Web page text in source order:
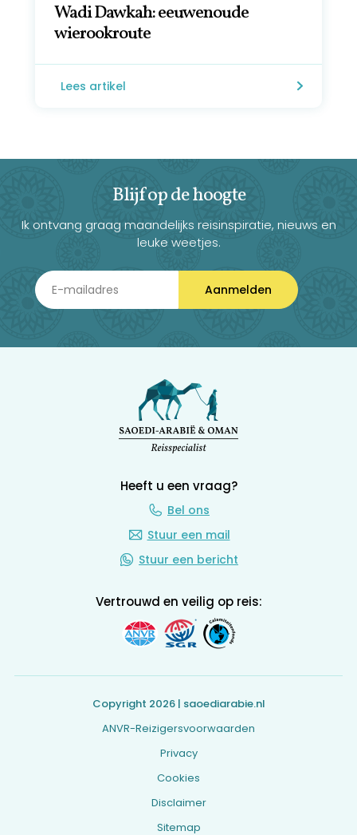
Wadi Dawkah: eeuwenoude
wierookroute
Lees artikel
Blijf op de hoogte
Ik ontvang graag maandelijks reisinspiratie, nieuws en
leuke weetjes.
Aanmelden
Heeft u een vraag?
Bel ons
Stuur een mail
Stuur een bericht
Vertrouwd en veilig op reis:
Copyright 2026 | saoediarabie.nl
ANVR-Reizigersvoorwaarden
Privacy
Cookies
Disclaimer
Sitemap